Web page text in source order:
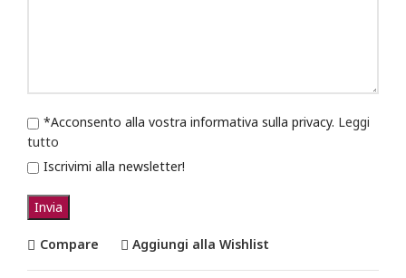
*Acconsento alla vostra informativa sulla privacy. Leggi
tutto
Iscrivimi alla newsletter!
Compare Aggiungi alla Wishlist